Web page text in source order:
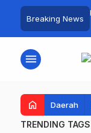
Breaking News
Kembang Beri
Warga Sri
menu
home Daerah
TRENDING TAGS